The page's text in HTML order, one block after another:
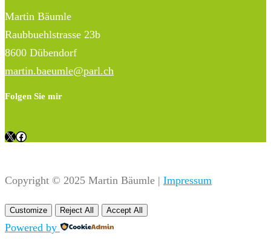
Martin Bäumle
Raubbuehlstrasse 23b
8600 Dübendorf
martin.baeumle@parl.ch
Folgen Sie mir
X Facebook
Copyright © 2025 Martin Bäumle | Impressum
Customize Reject All Accept All
Powered by